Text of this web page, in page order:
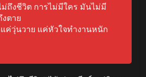
ถึงชีวิต การไม่มีใคร มันไม่มี
ตาย
ค่วุ่นวาย แค่หัวใจทำงานหนัก